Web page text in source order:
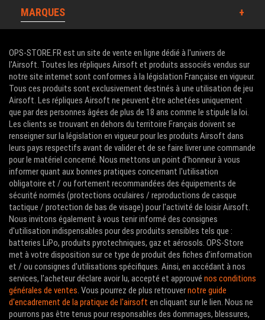
MARQUES
OPS-STORE.FR est un site de vente en ligne dédié à l'univers de
l'Airsoft. Toutes les répliques Airsoft et produits associés vendus sur
notre site internet sont conformes à la législation Française en vigueur.
Tous ces produits sont exclusivement destinés à une utilisation de jeu
Airsoft. Les répliques Airsoft ne peuvent être achetées uniquement
que par des personnes âgées de plus de 18 ans comme le stipule la loi.
Les clients se trouvant en dehors du territoire Français doivent se
renseigner sur la législation en vigueur pour les produits Airsoft dans
leurs pays respectifs avant de valider et de se faire livrer une commande
pour le matériel concerné. Nous mettons un point d'honneur à vous
informer quant aux bonnes pratiques concernant l'utilisation
obligatoire et / ou fortement recommandées des équipements de
sécurité normés (protections oculaires / reproductions de casque
tactique / protection de bas de visage) pour l'activité de loisir Airsoft.
Nous invitons également à vous tenir informé des consignes
d'utilisation indispensables pour des produits sensibles tels que :
batteries LiPo, produits pyrotechniques, gaz et aérosols. OPS-Store
met à votre disposition sur ce type de produit des fiches d'information
et / ou consignes d'utilisations spécifiques. Ainsi, en accédant à nos
services, l'acheteur déclare avoir lu, accepté et approuvé nos conditions
générales de ventes. Vous pourrez de plus retrouvernotre guide
d'encadrement de la pratique de l'airsoft en cliquant sur le lien. Nous ne
pourrons pas être tenus pour responsables des dommages, blessures,